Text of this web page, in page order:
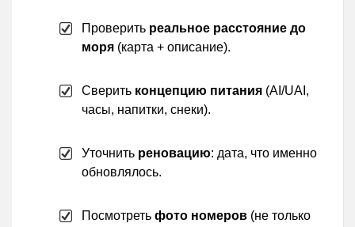
Проверить реальное расстояние до
моря (карта + описание).
Сверить концепцию питания (AI/UAI,
часы, напитки, снеки).
Уточнить реновацию: дата, что именно
обновлялось.
Посмотреть фото номеров (не только